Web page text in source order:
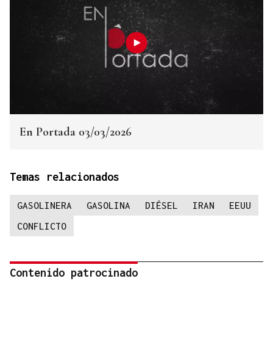
En Portada 03/03/2026
Temas relacionados
GASOLINERA GASOLINA DIÉSEL IRAN
EEUU
CONFLICTO
Contenido patrocinado